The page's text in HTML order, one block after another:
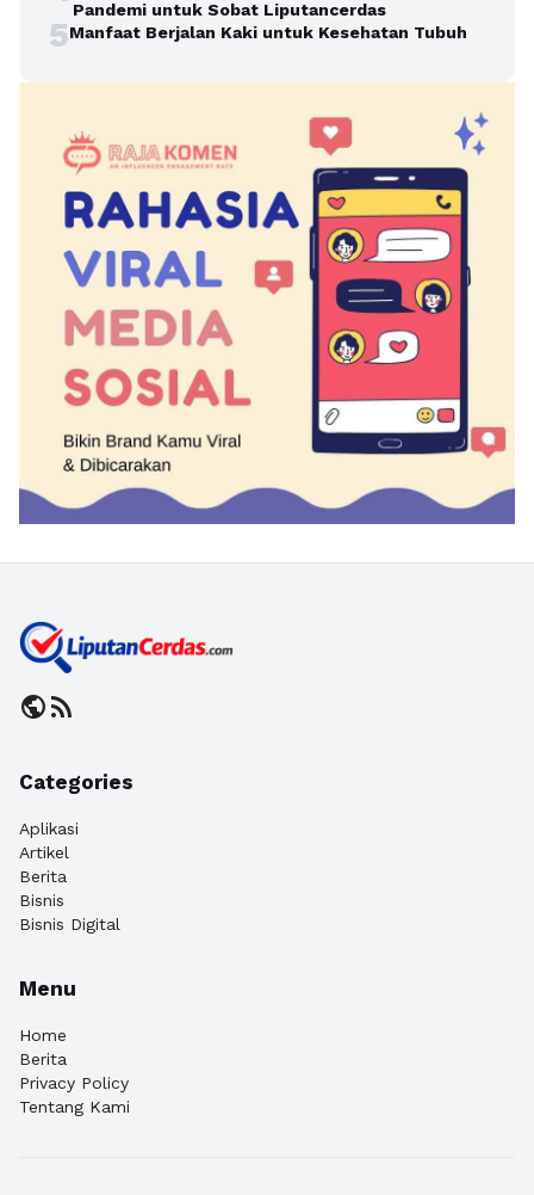
Pandemi untuk Sobat Liputancerdas
5Manfaat Berjalan Kaki untuk Kesehatan Tubuh
publicrss_feed
Categories
Aplikasi
Artikel
Berita
Bisnis
Bisnis Digital
Menu
Home
Berita
Privacy Policy
Tentang Kami